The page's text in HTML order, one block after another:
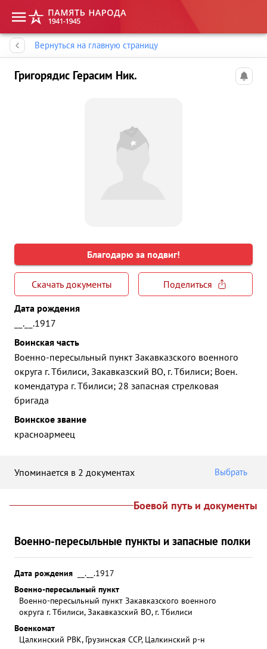
Вернуться на главную страницу
Григорядис Герасим Ник.
Благодарю за подвиг!
Скачать документы
Поделиться
Дата рождения
__.__.1917
Воинская часть
Военно-пересыльный пункт Закавказского военного
округа г. Тбилиси, Закавказский ВО, г. Тбилиси; Воен.
комендатура г. Тбилиси; 28 запасная стрелковая
бригада
Воинское звание
красноармеец
Упоминается в 2 документах Выбрать
Боевой путь и документы
Военно-пересыльные пункты и запасные полки
Дата рождения
__.__.1917
Военно-пересыльный пункт
Военно-пересыльный пункт Закавказского военного
округа г. Тбилиси, Закавказский ВО, г. Тбилиси
Военкомат
Цалкинский РВК, Грузинская ССР, Цалкинский р-н
Память народа